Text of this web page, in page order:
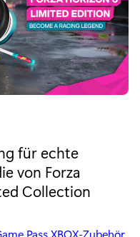
für echte
von Forza
Collection
PassXBOX-Zubehör